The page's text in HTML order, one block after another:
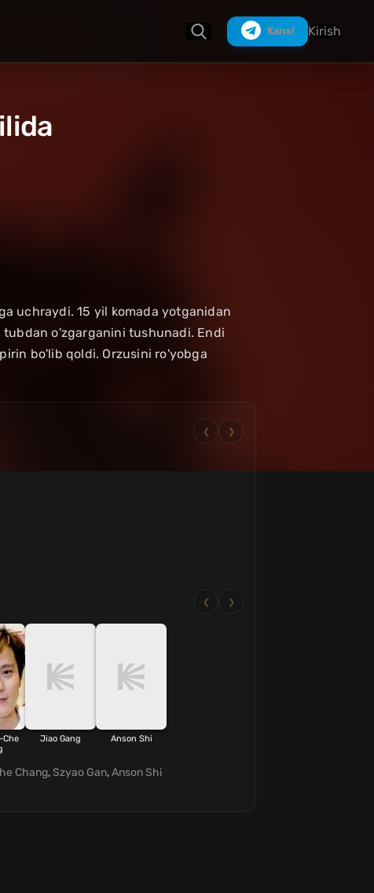
Kanal Kirish
uchraydi. 15 yil komada yotganidan
o'zgarganini tushunadi. Endi
bo'lib qoldi. Orzusini ro'yobga
❮ ❯
❮ ❯
Jiao Gang Anson Shi
Chang,Szyao Gan,Anson Shi